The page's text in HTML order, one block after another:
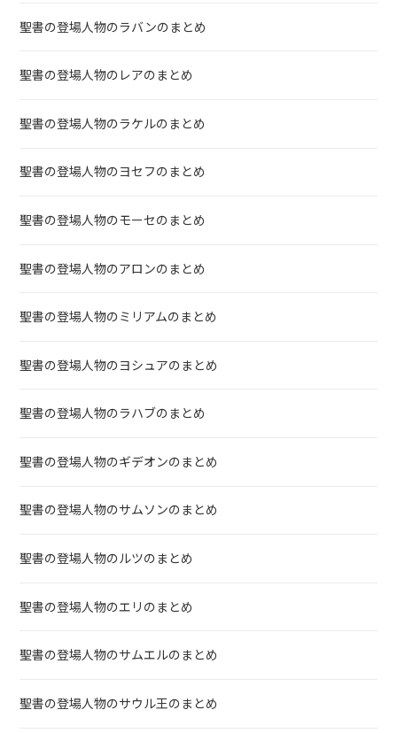
聖書の登場人物のラバンのまとめ
聖書の登場人物のレアのまとめ
聖書の登場人物のラケルのまとめ
聖書の登場人物のヨセフのまとめ
聖書の登場人物のモーセのまとめ
聖書の登場人物のアロンのまとめ
聖書の登場人物のミリアムのまとめ
聖書の登場人物のヨシュアのまとめ
聖書の登場人物のラハブのまとめ
聖書の登場人物のギデオンのまとめ
聖書の登場人物のサムソンのまとめ
聖書の登場人物のルツのまとめ
聖書の登場人物のエリのまとめ
聖書の登場人物のサムエルのまとめ
聖書の登場人物のサウル王のまとめ